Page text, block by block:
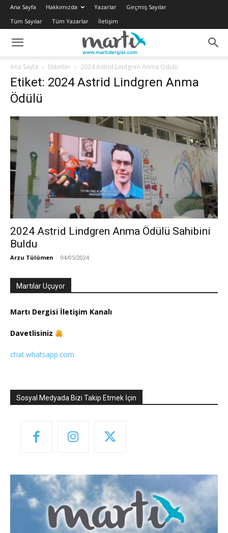
Ana Sayfa Hakkımızda Yazarlar
Geçmiş Sayılar
Tüm Sayılar
Tüm Yazarlar İletişim
Ana Sayfa Etiketler 2024 Astrid Lindgren Anma Ödülü
Etiket: 2024 Astrid Lindgren Anma
Ödülü
2024 Astrid Lindgren Anma Ödülü Sahibini
Buldu
Arzu Tülümen - 04/05/2024
Martılar Uçuyor
Martı Dergisi İletişim Kanalı
Davetlisiniz
chat.whatsapp.com
Sosyal Medyada Bizi Takip Etmek İçin